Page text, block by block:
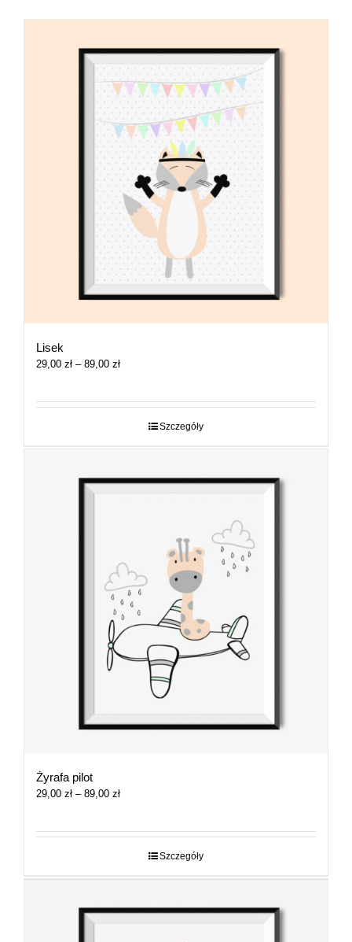
Lisek
29,00 zł – 89,00 złZakres
29,00 zł
Szczegóły
Żyrafa pilot
29,00 zł – 89,00 złZakres
29,00 zł
Szczegóły